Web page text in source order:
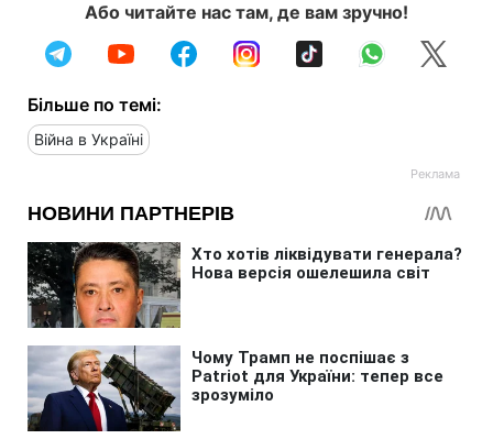
Або читайте нас там, де вам зручно!
Більше по темі:
Війна в Україні